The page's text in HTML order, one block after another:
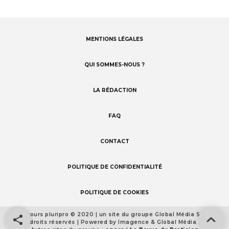
MENTIONS LÉGALES
QUI SOMMES-NOUS ?
LA RÉDACTION
FAQ
CONTACT
POLITIQUE DE CONFIDENTIALITÉ
POLITIQUE DE COOKIES
Footer
Concours pluripro © 2020 | un site du groupe Global Média Santé
Tous droits réservés | Powered by Imagence & Global Média Santé